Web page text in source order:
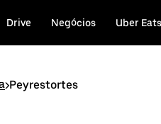
Drive Negócios Uber Eats
>Peyrestortes